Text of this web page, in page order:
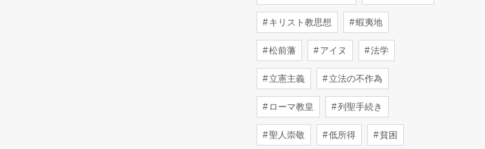
キリスト教思想 蝦夷地
松前藩 アイヌ 法学
立憲主義 立法の不作為
ローマ教皇 列聖手続き
聖人崇敬 低所得 貧困